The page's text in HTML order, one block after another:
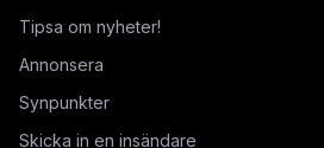
Tipsa om nyheter!
Annonsera
Synpunkter
Skicka in en insändare